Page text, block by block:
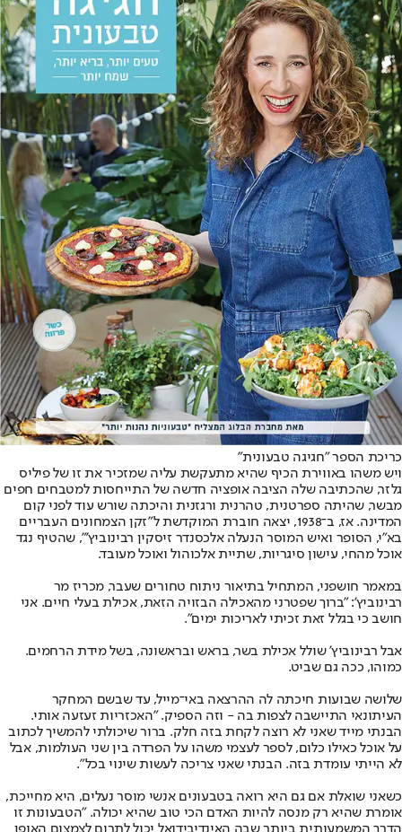
כריכת הספר "חגיגה טבעונית"
ויש משהו באווירת הכיף שהיא מתעקשת עליה שמזכיר את זו של פיליס
גלזר, שהכתיבה שלה הציבה אופציה חדשה של התייחסות למטבחים חפים
מבשר, שהיתה ספרטנית, טהרנית ורגזנית והיכתה שורש עוד לפני קום
המדינה. אז, ב־1938, יצאה חוברת המוקדשת ל"זקן הצמחונים העבריים
בא"י, הסופר ואיש המוסר הנעלה אלכסנדר זיסקין רבינוביץ'", שהטיף נגד
אוכל מהחי, עישון סיגריות, שתיית אלכוהול ואוכל מעובד.
במאמר חושפני, המתחיל בתיאור ניתוח טחורים שעבר, מכריז מר
רבינוביץ': "ברוך שפטרני מהאכילה הבזויה הזאת, אכילת בעלי חיים. אני
חושב כי בגלל זאת זכיתי לאריכות ימים".
אבל רבינוביץ' שולל אכילת בשר, בראש ובראשונה, בשל מידת הרחמים.
כמוהו, ככה גם שביט.
שלושה שבועות חיכתה לה ההרצאה באי־מייל, עד שבשם המחקר
העיתונאי התיישבה לצפות בה - וזה הספיק. "האכזריות זעזעה אותי.
הבנתי מייד שאני לא רוצה לקחת בזה חלק. ברור שיכולתי להמשיך לכתוב
על אוכל כאילו כלום, לספר לעצמי משהו על הפרדה בין שני העולמות, אבל
לא הייתי עומדת בזה. הבנתי שאני צריכה לעשות שינוי בכל".
כשאני שואלת אם גם היא רואה בטבעונים אנשי מוסר נעלים, היא מחייכת,
אומרת שהיא רק מנסה להיות האדם הכי טוב שהיא יכולה. "הטבעונות זו
הדרך המשמעותית ביותר שבה האינדיבידואל יכול לתרום לצמצום האופן